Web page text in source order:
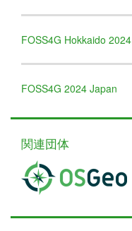
FOSS4G Hokkaido 2024
FOSS4G 2024 Japan
関連団体